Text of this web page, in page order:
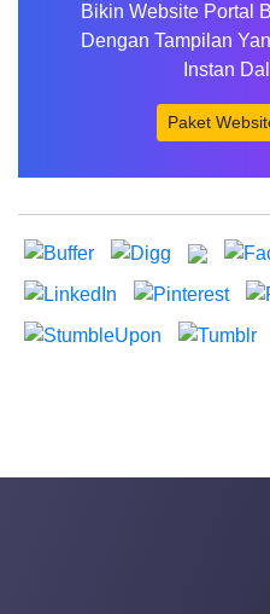
Bikin Website Portal
Dengan Tampilan
Instan
Paket